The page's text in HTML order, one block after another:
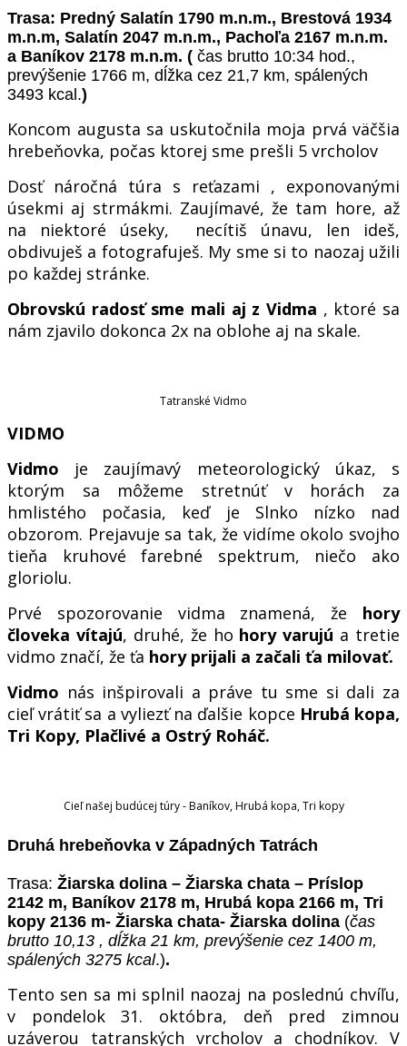
Trasa: Predný Salatín 1790 m.n.m., Brestová 1934
m.n.m, Salatín 2047 m.n.m., Pachoľa 2167 m.n.m.
a Baníkov 2178 m.n.m. ( čas brutto 10:34 hod.,
prevýšenie 1766 m, dĺžka cez 21,7 km, spálených
3493 kcal.)
Koncom augusta sa uskutočnila moja prvá väčšia
hrebeňovka, počas ktorej sme prešli 5 vrcholov
Dosť náročná túra s reťazami , exponovanými
úsekmi aj strmákmi. Zaujímavé, že tam hore, až
na niektoré úseky, necítiš únavu, len ideš,
obdivuješ a fotografuješ. My sme si to naozaj užili
po každej stránke.
Obrovskú radosť sme mali aj z Vidma , ktoré sa
nám zjavilo dokonca 2x na oblohe aj na skale.
Tatranské Vidmo
VIDMO
Vidmo je zaujímavý meteorologický úkaz, s
ktorým sa môžeme stretnúť v horách za
hmlistého počasia, keď je Slnko nízko nad
obzorom. Prejavuje sa tak, že vidíme okolo svojho
tieňa kruhové farebné spektrum, niečo ako
gloriolu.
Prvé spozorovanie vidma znamená, že hory
človeka vítajú, druhé, že ho hory varujú a tretie
vidmo značí, že ťa hory prijali a začali ťa milovať.
Vidmo nás inšpirovali a práve tu sme si dali za
cieľ vrátiť sa a vyliezť na ďalšie kopce Hrubá kopa,
Tri Kopy, Plačlivé a Ostrý Roháč.
Cieľ našej budúcej túry - Baníkov, Hrubá kopa, Tri kopy
Druhá hrebeňovka v Západných Tatrách
Trasa: Žiarska dolina – Žiarska chata – Príslop
2142 m, Baníkov 2178 m, Hrubá kopa 2166 m, Tri
kopy 2136 m- Žiarska chata- Žiarska dolina (čas
brutto 10,13 , dĺžka 21 km, prevýšenie cez 1400 m,
spálených 3275 kcal.).
Tento sen sa mi splnil naozaj na poslednú chvíľu,
v pondelok 31. októbra, deň pred zimnou
uzáverou tatranských vrcholov a chodníkov. V